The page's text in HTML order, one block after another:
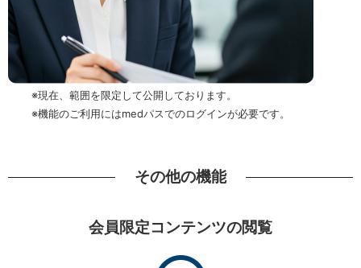
※現在、範囲を限定して公開しております。
※機能のご利用にはmedパスでのログインが必要です。
その他の機能
会員限定コンテンツの閲覧